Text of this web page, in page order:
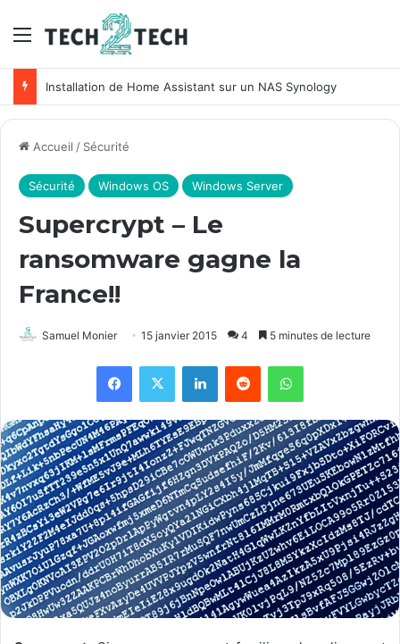
Menu
Installation de Home Assistant sur un NAS Synology
Accueil / Sécurité
Sécurité Windows OS Windows Server
Supercrypt – Le
ransomware gagne la
France!!
Samuel Monier 15 janvier 2015 4 5 minutes de lecture